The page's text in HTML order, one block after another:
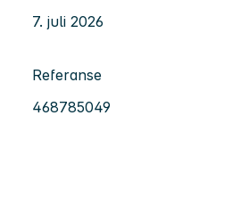
7. juli 2026
Referanse
468785049